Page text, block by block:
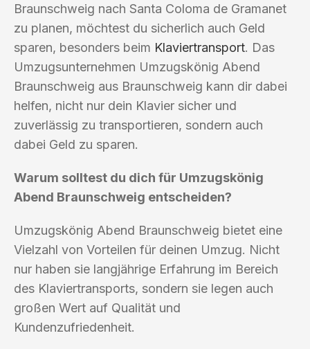
Braunschweig nach Santa Coloma de Gramanet
zu planen, möchtest du sicherlich auch Geld
sparen, besonders beim Klaviertransport. Das
Umzugsunternehmen Umzugskönig Abend
Braunschweig aus Braunschweig kann dir dabei
helfen, nicht nur dein Klavier sicher und
zuverlässig zu transportieren, sondern auch
dabei Geld zu sparen.
Warum solltest du dich für Umzugskönig
Abend Braunschweig entscheiden?
Umzugskönig Abend Braunschweig bietet eine
Vielzahl von Vorteilen für deinen Umzug. Nicht
nur haben sie langjährige Erfahrung im Bereich
des Klaviertransports, sondern sie legen auch
großen Wert auf Qualität und
Kundenzufriedenheit.